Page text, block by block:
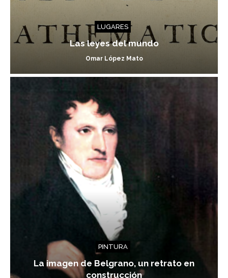
LUGARES
Las leyes del mundo
Omar López Mato
PINTURA
La imagen de Belgrano, un retrato en
construcción